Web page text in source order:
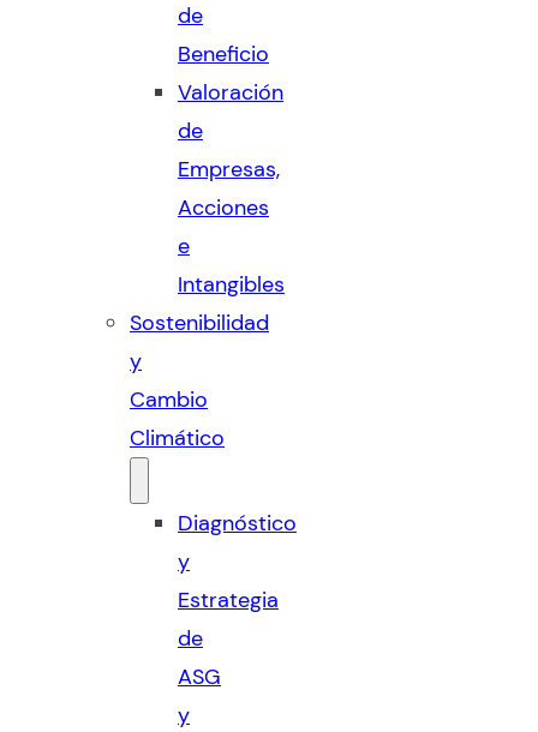
de
Beneficio
Valoración
de
Empresas,
Acciones
e
Intangibles
Sostenibilidad
y
Cambio
Climático
Diagnóstico
y
Estrategia
de
ASG
y